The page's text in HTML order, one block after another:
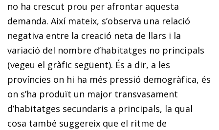
no ha crescut prou per afrontar aquesta
demanda. Així mateix, s’observa una relació
negativa entre la creació neta de llars i la
variació del nombre d’habitatges no principals
(vegeu el gràfic següent). És a dir, a les
províncies on hi ha més pressió demogràfica, és
on s’ha produït un major transvasament
d’habitatges secundaris a principals, la qual
cosa també suggereix que el ritme de